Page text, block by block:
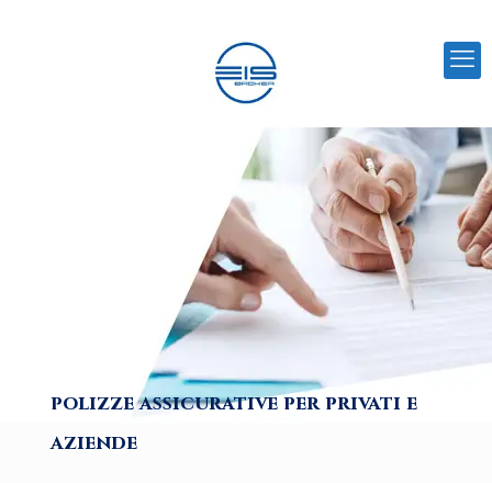
polizze assicurative per privati e
aziende